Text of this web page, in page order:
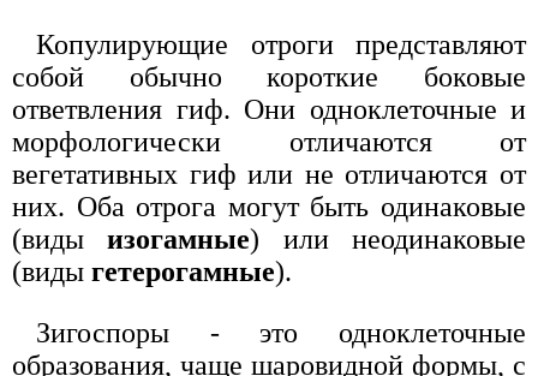
Копулирующие отроги представляют
собой обычно короткие боковые
ответвления гиф. Они одноклеточные и
морфологически отличаются от
вегетативных гиф или не отличаются от
них. Оба отрога могут быть одинаковые
(видыизогамные) или неодинаковые
(виды гетерогамные).
Зигоспоры - это одноклеточные
образования, чаще шаровидной формы, с